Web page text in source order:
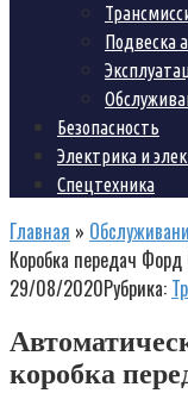
Подвеска
Безопасность
Электрика и
Спецтехника
Главная »
Коробка передач
29/08/2020Рубрика:
коробка